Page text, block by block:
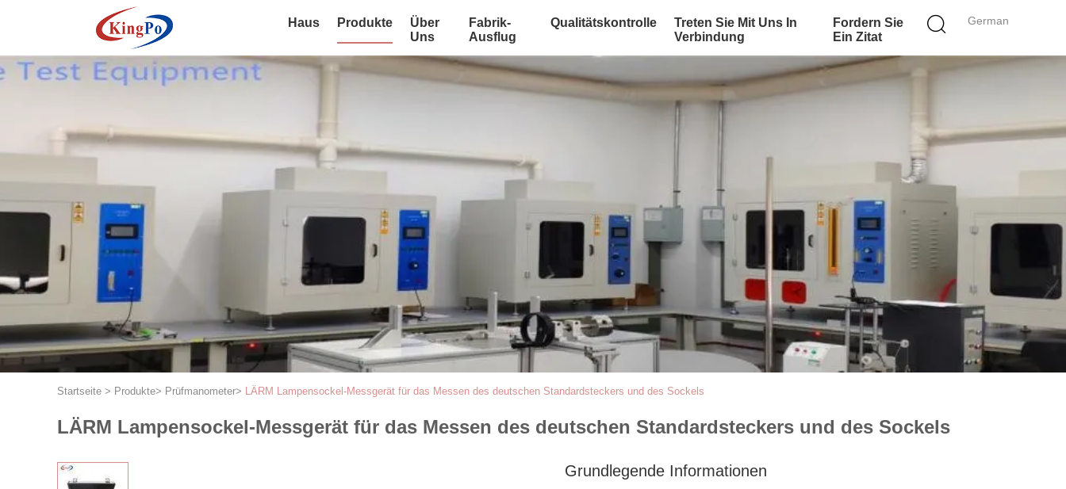
German
Haus Produkte
Über
Uns
Fabrik-
Ausflug
Qualitätskontrolle
Treten Sie Mit Uns In
Verbindung
Fordern Sie
Ein Zitat
Startseite > Produkte> Prüfmanometer> LÄRM Lampensockel-Messgerät für das Messen des deutschen Standardsteckers und des Sockels
LÄRM Lampensockel-Messgerät für das Messen des deutschen Standardsteckers und des Sockels
Grundlegende Informationen